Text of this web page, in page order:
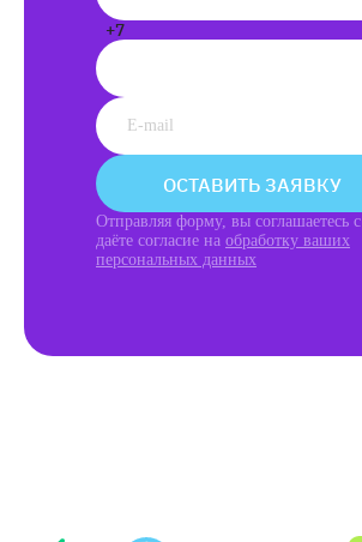
+7
ОСТАВИТЬ ЗАЯВКУ
Отправляя форму, вы соглашаетесь с
даёте согласие на обработку ваших
персональных данных